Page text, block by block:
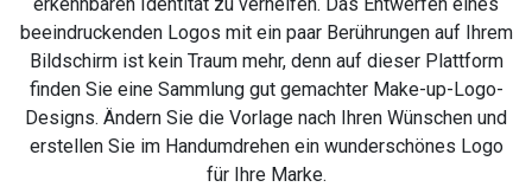
beeindruckenden Logos mit ein paar Berührungen auf Ihrem
Bildschirm ist kein Traum mehr, denn auf dieser Plattform
finden Sie eine Sammlung gut gemachter Make-up-Logo-
Designs. Ändern Sie die Vorlage nach Ihren Wünschen und
erstellen Sie im Handumdrehen ein wunderschönes Logo
für Ihre Marke.